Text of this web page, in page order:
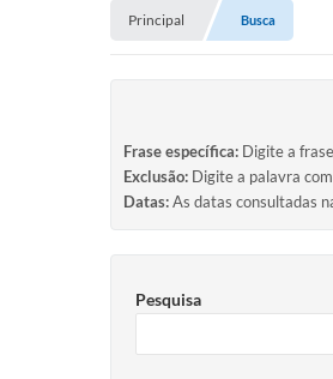
Principal Busca
Frase específica: Digite a
Exclusão: Digite a palavra
Datas:As datas consultadas
Pesquisa